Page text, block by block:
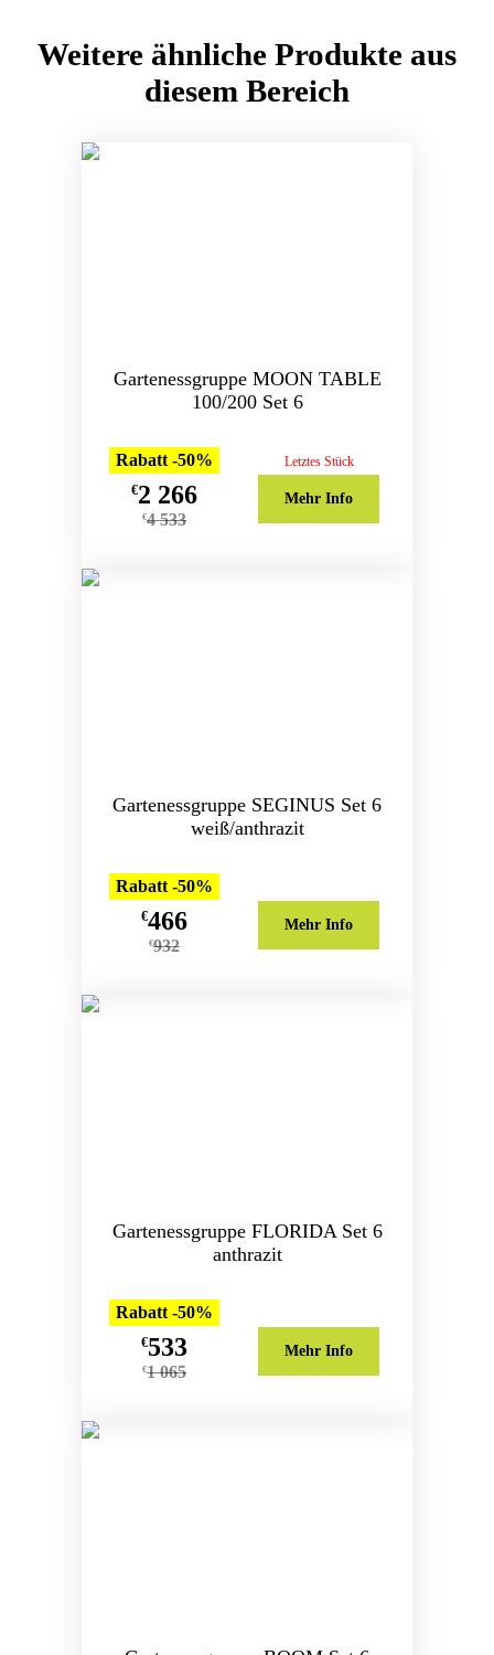
Weitere ähnliche Produkte aus
diesem Bereich
Gartenessgruppe MOON TABLE
100/200 Set 6
Rabatt -50%
€2 266
€4 533
Letztes Stück
Mehr Info
Gartenessgruppe SEGINUS Set 6
weiß/anthrazit
Rabatt -50%
€466
€932
Mehr Info
Gartenessgruppe FLORIDA Set 6
anthrazit
Rabatt -50%
€533
€1 065
Mehr Info